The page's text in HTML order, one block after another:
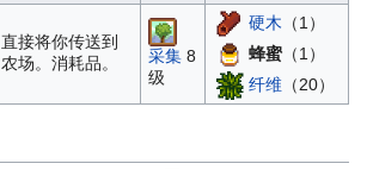
直接将你传送到
农场。消耗品。
采集8
级
硬木 （1）
蜂蜜（1）
纤维（20）